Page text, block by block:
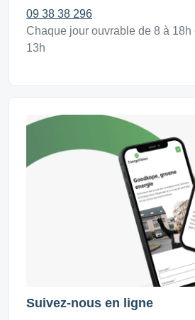
09 38 38 296
Chaque jour ouvrable de 8 à 18h
13h
Suivez-nous en ligne